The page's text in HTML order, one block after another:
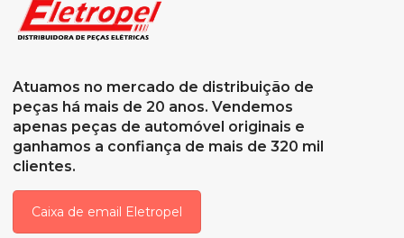
Atuamos no mercado de distribuição de
peças há mais de 20 anos. Vendemos
apenas peças de automóvel originais e
ganhamos a confiança de mais de 320 mil
clientes.
Caixa de email Eletropel